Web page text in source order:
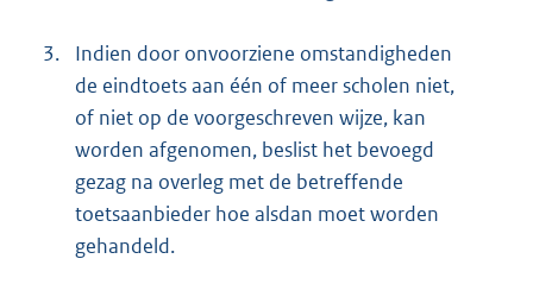
3.
Indien door onvoorziene omstandigheden
de eindtoets aan één of meer scholen niet,
of niet op de voorgeschreven wijze, kan
worden afgenomen, beslist het bevoegd
gezag na overleg met de betreffende
toetsaanbieder hoe alsdan moet worden
gehandeld.